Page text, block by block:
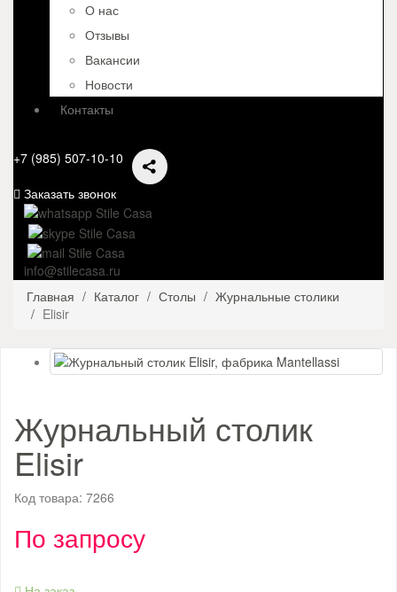
О нас
Отзывы
Вакансии
Новости
Контакты
+7 (985) 507-10-10
Заказать звонок
info@stilecasa.ru
Главная
Каталог Столы
Журнальные столики
Elisir
Журнальный столик
Elisir
Код товара: 7266
По запросу